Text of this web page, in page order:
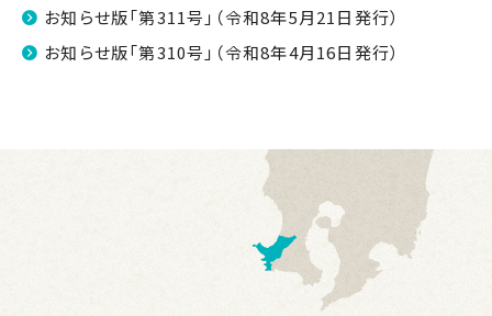
お知らせ版「第311号」（令和8年5月21日発行）
お知らせ版「第310号」（令和8年4月16日発行）